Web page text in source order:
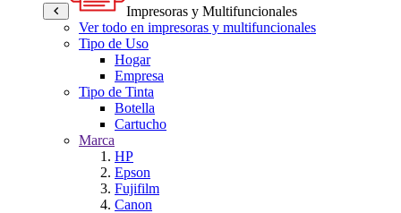
Impresoras y Multifuncionales
Ver todo en impresoras y multifuncionales
Tipo de Uso
Hogar
Empresa
Tipo de Tinta
Botella
Cartucho
Marca
HP
Epson
Fujifilm
Canon